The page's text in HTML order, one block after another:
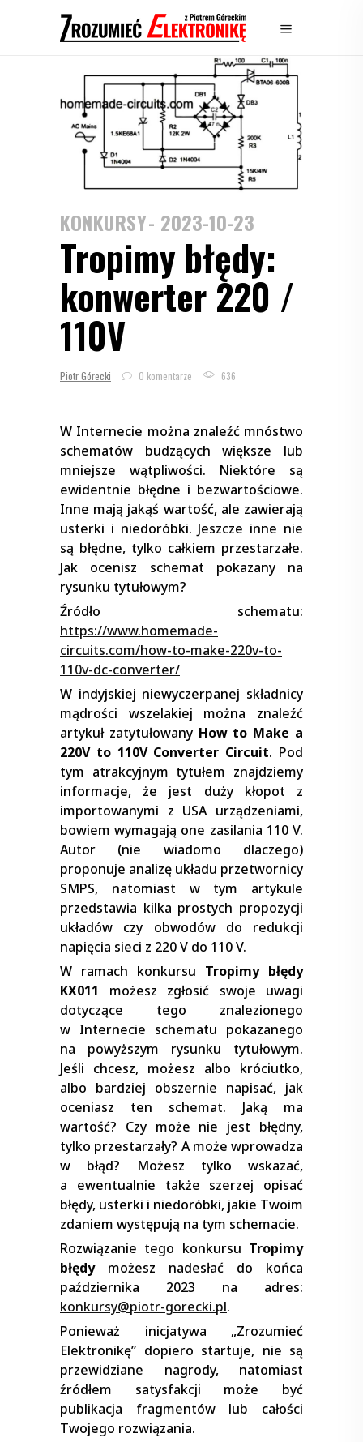
KONKURSY 2023-10-23
Tropimy błędy:
konwerter 220 /
110V
Piotr Górecki 0 komentarze 636
W Internecie można znaleźć mnóstwo
schematów budzących większe lub
mniejsze wątpliwości. Niektóre są
ewidentnie błędne i bezwartościowe.
Inne mają jakąś wartość, ale zawierają
usterki i niedoróbki. Jeszcze inne nie
są błędne, tylko całkiem przestarzałe.
Jak ocenisz schemat pokazany na
rysunku tytułowym?
Źródło schematu:
https://www.homemade-
circuits.com/how-to-make-220v-to-
110v-dc-converter/
W indyjskiej niewyczerpanej składnicy
mądrości wszelakiej można znaleźć
artykuł zatytułowany How to Make a
220V to 110V Converter Circuit. Pod
tym atrakcyjnym tytułem znajdziemy
informacje, że jest duży kłopot z
importowanymi z USA urządzeniami,
bowiem wymagają one zasilania 110 V.
Autor (nie wiadomo dlaczego)
proponuje analizę układu przetwornicy
SMPS, natomiast w tym artykule
przedstawia kilka prostych propozycji
układów czy obwodów do redukcji
napięcia sieci z 220 V do 110 V.
W ramach konkursu Tropimy błędy
KX011 możesz zgłosić swoje uwagi
dotyczące tego znalezionego
w Internecie schematu pokazanego
na powyższym rysunku tytułowym.
Jeśli chcesz, możesz albo króciutko,
albo bardziej obszernie napisać, jak
oceniasz ten schemat. Jaką ma
wartość? Czy może nie jest błędny,
tylko przestarzały? A może wprowadza
w błąd? Możesz tylko wskazać,
a ewentualnie także szerzej opisać
błędy, usterki i niedoróbki, jakie Twoim
zdaniem występują na tym schemacie.
Rozwiązanie tego konkursu Tropimy
błędymożesz nadesłać do końca
października 2023 na adres:
konkursy@piotr-gorecki.pl.
Ponieważ inicjatywa „Zrozumieć
Elektronikę” dopiero startuje, nie są
przewidziane nagrody, natomiast
źródłem satysfakcji może być
publikacja fragmentów lub całości
Twojego rozwiązania.